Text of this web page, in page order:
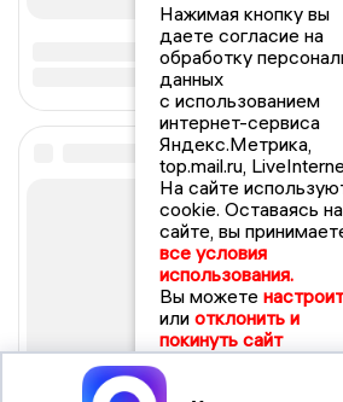
Нажимая кнопку вы
даете согласие на
обработку
данных
с использованием
интернет-сервиса
Яндекс.Метрика,
top.mail.ru,
На сайте
cookie. Оставаясь на
сайте, вы
все условия
использования.
Вы можете
или отклонить и
покинуть сайт
Принять